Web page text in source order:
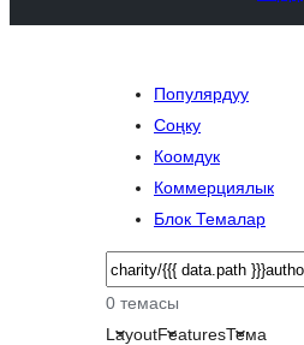
Популярдуу
Соңку
Коомдук
Коммерциялык
Блок Темалар
Издөө
0 темасы
LayoutFeaturesТема